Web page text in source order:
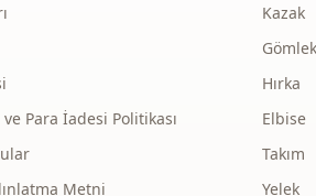
Para İadesi Politikası
Metni
Kazak
Gömlek
Hırka
Elbise
Takım
Yelek